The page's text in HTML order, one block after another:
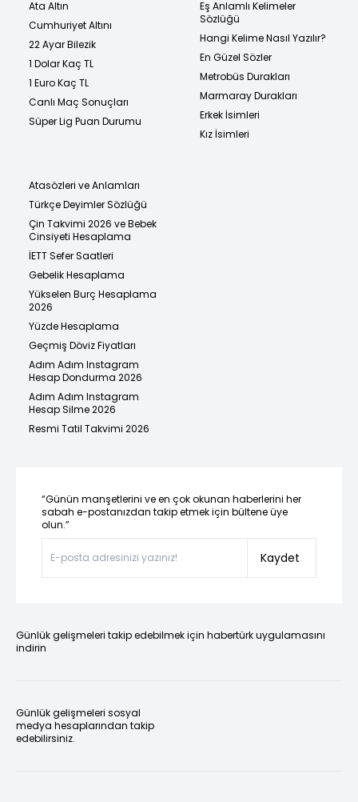
Ata Altın
Cumhuriyet Altını
22 Ayar Bilezik
1 Dolar Kaç TL
1 Euro Kaç TL
Canlı Maç Sonuçları
Süper Lig Puan Durumu
Eş Anlamlı Kelimeler
Sözlüğü
Hangi Kelime Nasıl Yazılır?
En Güzel Sözler
Metrobüs Durakları
Marmaray Durakları
Erkek İsimleri
Kız İsimleri
Atasözleri ve Anlamları
Türkçe Deyimler Sözlüğü
Çin Takvimi 2026 ve Bebek
Cinsiyeti Hesaplama
İETT Sefer Saatleri
Gebelik Hesaplama
Yükselen Burç Hesaplama
2026
Yüzde Hesaplama
Geçmiş Döviz Fiyatları
Adım Adım Instagram
Hesap Dondurma 2026
Adım Adım Instagram
Hesap Silme 2026
Resmi Tatil Takvimi 2026
“Günün manşetlerini ve en çok okunan haberlerini her
sabah e-postanızdan takip etmek için bültene üye
olun.”
Kaydet
Günlük gelişmeleri takip edebilmek için habertürk uygulamasını
indirin
Günlük gelişmeleri sosyal
medya hesaplarından takip
edebilirsiniz.